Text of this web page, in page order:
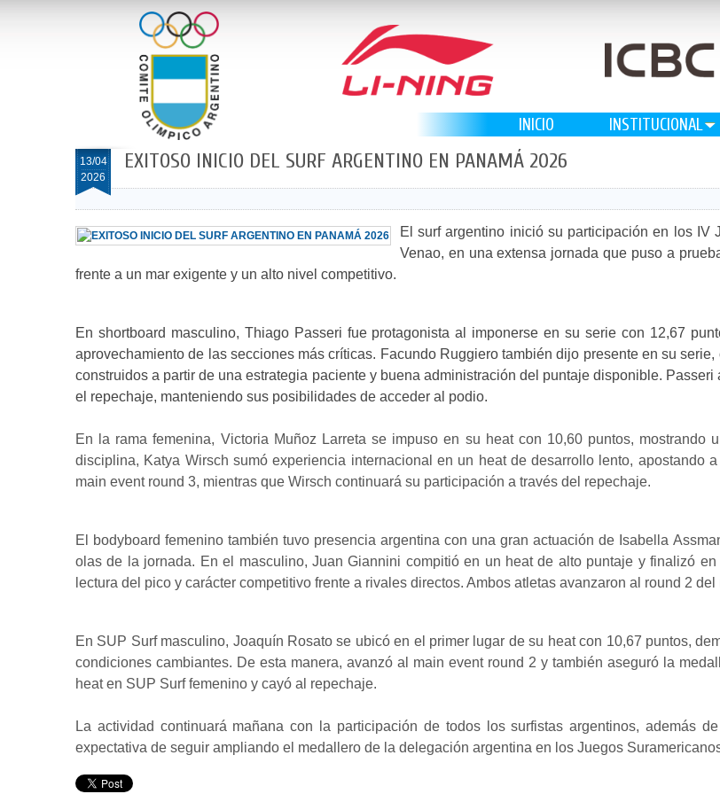
INICIO INSTITUCIONAL
13/04
2026
EXITOSO INICIO DEL SURF ARGENTINO EN PANAMÁ 2026
El surf argentino inició su participación en los IV
Venao, en una extensa jornada que puso a
frente a un mar exigente y un alto nivel competitivo.
En shortboard masculino, Thiago Passeri fue protagonista al imponerse en su serie con 12,67
aprovechamiento de las secciones más críticas. Facundo Ruggiero también dijo presente en su
construidos a partir de una estrategia paciente y buena administración del puntaje disponible.
el repechaje, manteniendo sus posibilidades de acceder al podio.
En la rama femenina, Victoria Muñoz Larreta se impuso en su heat con 10,60 puntos,
disciplina, Katya Wirsch sumó experiencia internacional en un heat de desarrollo lento, apostando
main event round 3, mientras que Wirsch continuará su participación a través del repechaje.
El bodyboard femenino también tuvo presencia argentina con una gran actuación de Isabella
olas de la jornada. En el masculino, Juan Giannini compitió en un heat de alto puntaje y finalizó
lectura del pico y carácter competitivo frente a rivales directos. Ambos atletas avanzaron al round 2
En SUP Surf masculino, Joaquín Rosato se ubicó en el primer lugar de su heat con 10,67 puntos,
condiciones cambiantes. De esta manera, avanzó al main event round 2 y también aseguró la
heat en SUP Surf femenino y cayó al repechaje.
La actividad continuará mañana con la participación de todos los surfistas argentinos, además
expectativa de seguir ampliando el medallero de la delegación argentina en los Juegos